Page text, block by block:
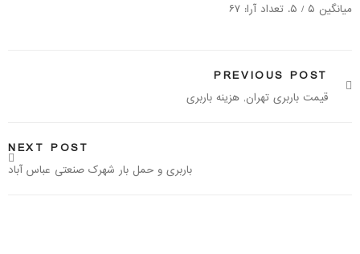
میانگین ۵ / ۵. تعداد آرا: ۶۷
PREVIOUS POST
قیمت باربری تهران, هزینه باربری
NEXT POST
باربری و حمل بار شهرک صنعتی عباس آباد